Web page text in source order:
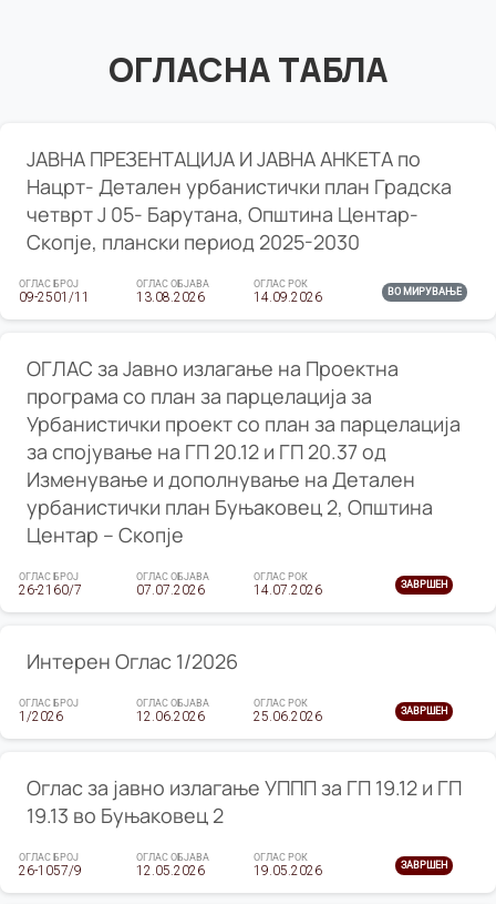
ОГЛАСНА ТАБЛА
ЈАВНА ПРЕЗЕНТАЦИЈА И ЈАВНА АНКЕТА по
Нацрт- Детален урбанистички план Градска
четврт Ј 05- Барутана, Општина Центар-
Скопје, плански период 2025-2030
ОГЛАС БРОЈ
09-2501/11
ОГЛАС ОБЈАВА
13.08.2026
ОГЛАС РОК
14.09.2026 ВО МИРУВАЊЕ
ОГЛАС за Јавно излагање на Проектна
програма со план за парцелација за
Урбанистички проект со план за парцелација
за спојување на ГП 20.12 и ГП 20.37 од
Изменување и дополнување на Детален
урбанистички план Буњаковец 2, Општина
Центар – Скопје
ОГЛАС БРОЈ
26-2160/7
ОГЛАС ОБЈАВА
07.07.2026
ОГЛАС РОК
14.07.2026 ЗАВРШЕН
Интерен Оглас 1/2026
ОГЛАС БРОЈ
1/2026
ОГЛАС ОБЈАВА
12.06.2026
ОГЛАС РОК
25.06.2026 ЗАВРШЕН
Оглас за јавно излагање УППП за ГП 19.12 и ГП
19.13 во Буњаковец 2
ОГЛАС БРОЈ
26-1057/9
ОГЛАС ОБЈАВА
12.05.2026
ОГЛАС РОК
19.05.2026 ЗАВРШЕН